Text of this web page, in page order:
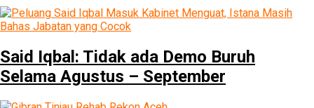
Said Iqbal: Tidak ada Demo Buruh
Selama Agustus – September